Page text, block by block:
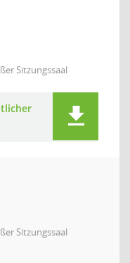
Sitzungssaal
Sitzungssaal